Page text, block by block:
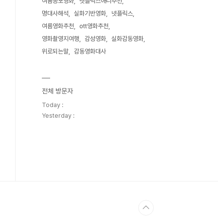
명대사해석
실화기반영화
넷플릭스
여름영화추천
ott영화추천
영화촬영지여행
감성영화
실화감동영화
위로되는말
감동영화대사
전체 방문자
Today :
Yesterday :